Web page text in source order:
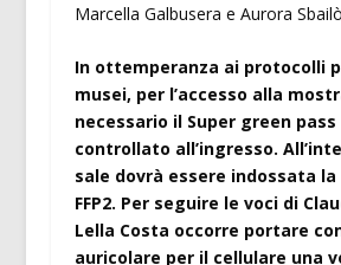
Marcella Galbusera e Aurora
In ottemperanza ai protocolli
musei, per l’accesso alla
necessario il Super green pass
controllato all’ingresso.
sale dovrà essere indossata
FFP2. Per seguire le voci di
Lella Costa occorre portare
auricolare per il cellulare una